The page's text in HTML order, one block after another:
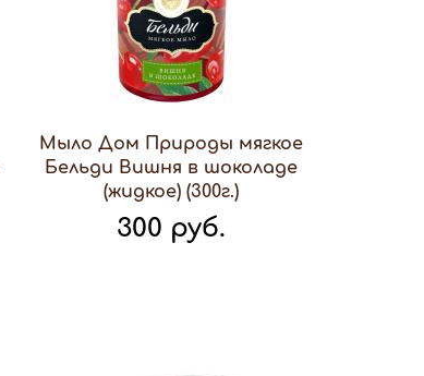
Мыло Дом Природы мягкое
Бельди Вишня в шоколаде
(жидкое) (300г.)
300 руб.